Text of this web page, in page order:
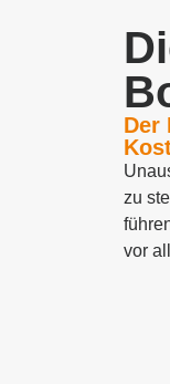
Der
zu
vor